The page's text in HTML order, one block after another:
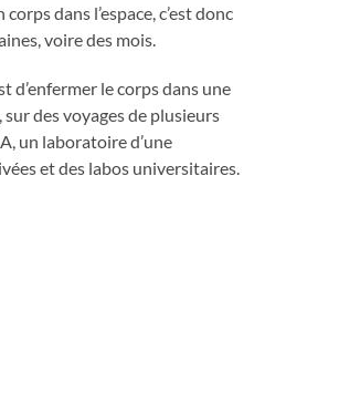
dans l’espace, c’est donc
voire des mois.
d’enfermer le corps dans une
des voyages de plusieurs
un laboratoire d’une
et des labos universitaires.